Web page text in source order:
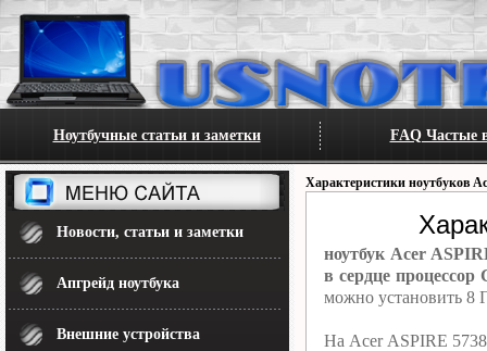
Ноутбучные статьи и заметки FAQ Частые
Новости, статьи и заметки
Апгрейд ноутбука
Внешние устройства
Характеристики ноутбуков
ноутбук Acer
в сердце процессор
можно установить 8
На Acer ASPIRE